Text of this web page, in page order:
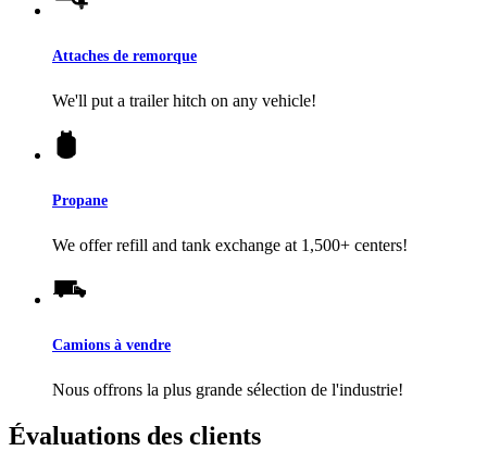
Attaches de remorque
We'll put a trailer hitch on any vehicle!
Propane
We offer refill and tank exchange at 1,500+ centers!
Camions à vendre
Nous offrons la plus grande sélection de l'industrie!
Évaluations des clients